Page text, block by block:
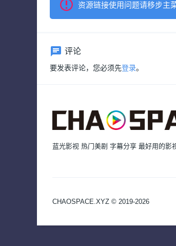
资源链接使用问题请移步主
评论
要发表评论，您必须先登录。
蓝光影视 热门美剧 字幕分享 最好用的影
CHAOSPACE.XYZ © 2019-2026